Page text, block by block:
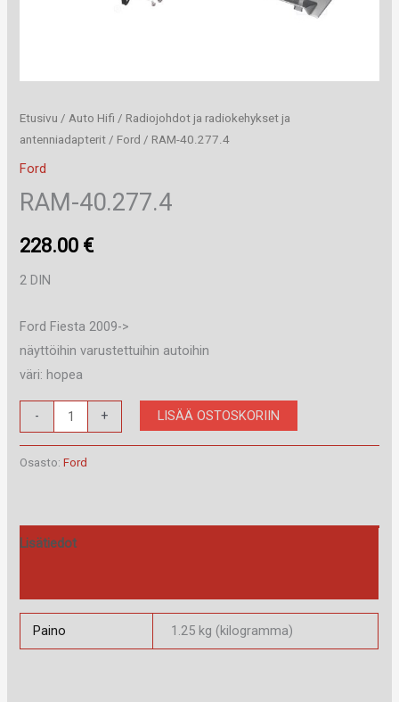
Etusivu / Auto Hifi / Radiojohdot ja radiokehykset ja
antenniadapterit / Ford / RAM-40.277.4
Ford
RAM-40.277.4
228.00 €
2 DIN
Ford Fiesta 2009->
näyttöihin varustettuihin autoihin
väri: hopea
-
40.277.4
määrä
+ LISÄÄ OSTOSKORIIN
Osasto:Ford
Lisätiedot
Paino 1.25 kg (kilogramma)